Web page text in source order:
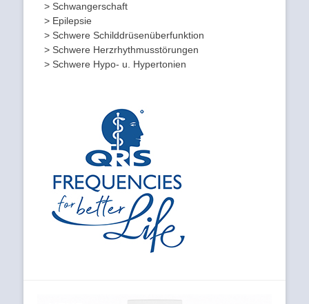
> Schwangerschaft
> Epilepsie
> Schwere Schilddrüsenüberfunktion
> Schwere Herzrhythmusstörungen
> Schwere Hypo- u. Hypertonien